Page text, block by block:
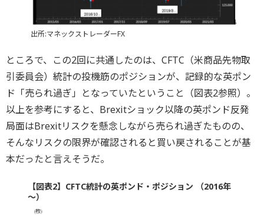
出所:マネックストレーダーFX
ところで、この2回に共通したのは、CFTC（米商品先物取
引委員会）統計の投機筋のポジションが、記録的な英ポン
ド「売られ過ぎ」となっていたということ（図表2参照）。
以上を参考にすると、Brexitショック以降の英ポンド反発
局面はBrexitリスクを懸念しながら売られ過ぎたものの、
そんなリスクの限界が確認されると買い戻されることが基
本だったと言えそうだ。
【図表2】CFTC統計の英ポンド・ポジション （2016年
～）